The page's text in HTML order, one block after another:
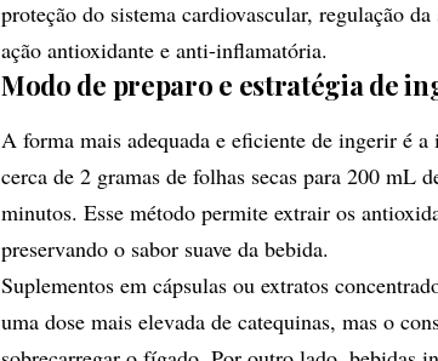
proteção do sistema cardiovascular, regulação
ação antioxidante e anti-inflamatória.
Modo de preparo e estratégia de
A forma mais adequada e eficiente de ingerir é
cerca de 2 gramas de folhas secas para 200 mL
minutos. Esse método permite extrair os
preservando o sabor suave da bebida.
Suplementos em cápsulas ou extratos
uma dose mais elevada de catequinas, mas o